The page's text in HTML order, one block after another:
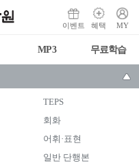
이벤트 혜택 MY
MP3 무료학습
TEPS
회화
어휘·표현
일반 단행본